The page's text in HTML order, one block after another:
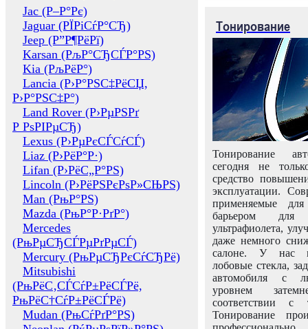
Jac (Р–Р°Рє)
Jaguar (РЇРіСѓР°СЂ)
Jeep (Р”Р¶РёРї)
Karsan (РљР°СЂСЃР°РЅ)
Kia (РљРёР°)
Lancia (Р›Р°РЅС‡РёСЏ,
Р›Р°РЅС‡Р°)
Land Rover (Р›РµРЅРґ
Р РѕРІРµСЂ)
Lexus (Р›РµРєСЃСѓСЃ)
Liaz (Р›РёР°Р·)
Lifan (Р›РёС„Р°РЅ)
Lincoln (Р›РёРЅРєРѕР»СЊРЅ)
Man (РњР°РЅ)
Mazda (РњР°Р·РґР°)
Mercedes
(РњРµСЂСЃРµРґРµСЃ)
Mercury (РњРµСЂРєСѓСЂРё)
Mitsubishi
(РњРёС‚СЃСѓР±РёСЃРё,
РњРёС†СѓР±РёСЃРё)
Mudan (РњСѓРґР°РЅ)
Тонирование
Тонирование
сегодня не
средство
эксплуатации.
применяемые
барьером для
ультрафиолета,
даже немного
салоне. У нас
лобовые стекла,
автомобиля с
уровнем
соответствии с
Тонирование